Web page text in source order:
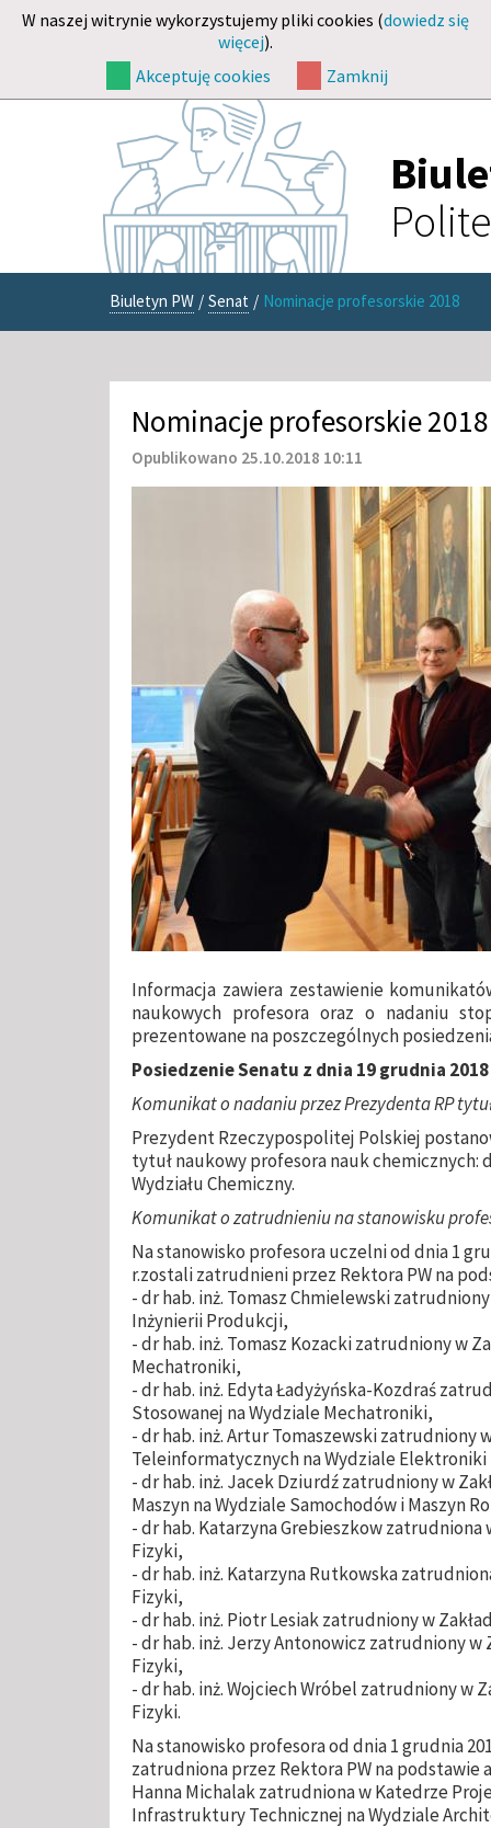
W naszej witrynie wykorzystujemy pliki cookies (dowiedz się
więcej).
Akceptuję cookies
Zamknij
Biuletyn PW / Senat / Nominacje profesorskie 2018
Nominacje profesorskie 2018
Opublikowano 25.10.2018 10:11
Informacja zawiera zestawienie
naukowych profesora oraz o nadaniu
prezentowane na poszczególnych
Posiedzenie Senatu z dnia 19 grudnia
Komunikat o nadaniu przez Prezydenta RP
Prezydent Rzeczypospolitej Polskiej
tytuł naukowy profesora nauk chemicznych:
Wydziału Chemiczny.
Komunikat o zatrudnieniu na stanowisku
Na stanowisko profesora uczelni od dnia 1
r.zostali zatrudnieni przez Rektora PW na
- dr hab. inż. Tomasz Chmielewski
Inżynierii Produkcji,
- dr hab. inż. Tomasz Kozacki zatrudniony w
Mechatroniki,
- dr hab. inż. Edyta Ładyżyńska-Kozdraś
Stosowanej na Wydziale Mechatroniki,
- dr hab. inż. Artur Tomaszewski zatrudniony
Teleinformatycznych na Wydziale
- dr hab. inż. Jacek Dziurdź zatrudniony w
Maszyn na Wydziale Samochodów i Maszyn
- dr hab. Katarzyna Grebieszkow
Fizyki,
- dr hab. inż. Katarzyna Rutkowska
Fizyki,
- dr hab. inż. Piotr Lesiak zatrudniony w
- dr hab. inż. Jerzy Antonowicz zatrudniony w
Fizyki,
- dr hab. inż. Wojciech Wróbel zatrudniony w
Fizyki.
Na stanowisko profesora od dnia 1 grudnia
zatrudniona przez Rektora PW na podstawie
Hanna Michalak zatrudniona w Katedrze
Infrastruktury Technicznej na Wydziale